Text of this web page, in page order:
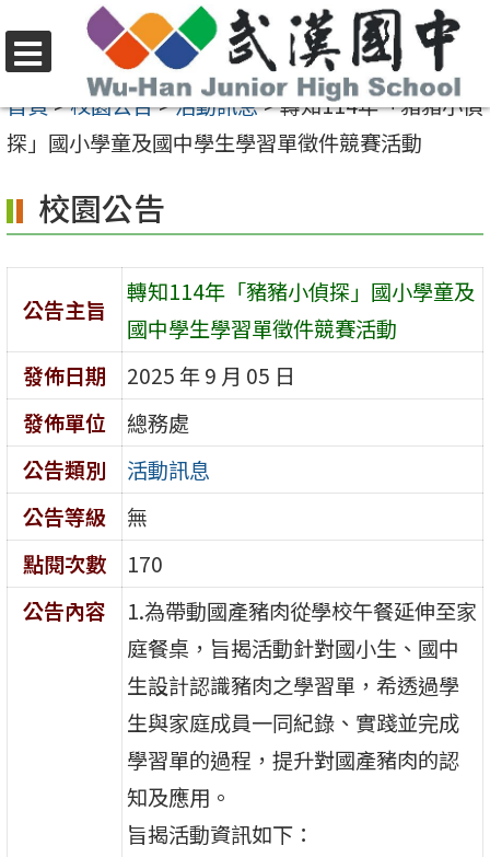
至
要
容
區
選
單
首頁>校園公告>活動訊息>轉知114年「豬豬小偵
探」國小學童及國中學生學習單徵件競賽活動
校園公告
公告主旨
轉知114年「豬豬小偵探」國小學童及
國中學生學習單徵件競賽活動
發佈日期
2025 年 9 月 05 日
發佈單位
總務處
公告類別
活動訊息
公告等級
無
點閱次數
170
公告內容
1.為帶動國產豬肉從學校午餐延伸至家
庭餐桌，旨揭活動針對國小生、國中
生設計認識豬肉之學習單，希透過學
生與家庭成員一同紀錄、實踐並完成
學習單的過程，提升對國產豬肉的認
知及應用。
旨揭活動資訊如下：